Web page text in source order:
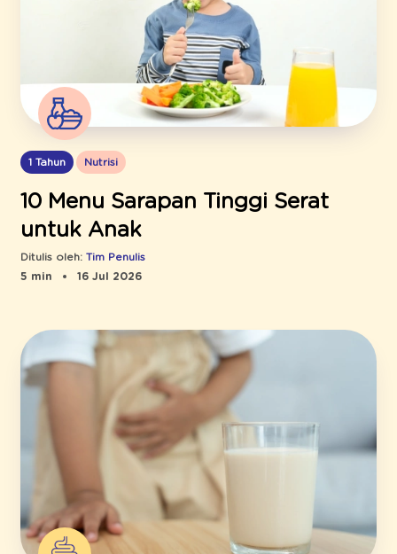
1 Tahun Nutrisi
10 Menu Sarapan Tinggi Serat
untuk Anak
Ditulis oleh: Tim Penulis
5 min
16 Jul 2026